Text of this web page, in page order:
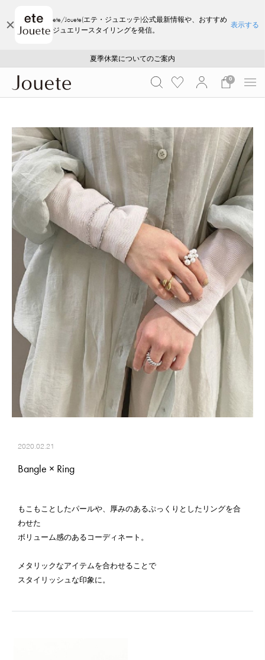
ete/Jouete(エテ・ジュエッテ)公式最新情報や、おすすめ
ジュエリースタイリングを発信。
表示する
採用のご案内
ご注文いただいたお品物のお届け状況について
夏季休業についてのご案内
WEB LIMITED ITEMS >>
採用のご案内
ご注文いただいたお品物のお届け状況について
0
2020.02.21
Bangle × Ring
もこもことしたパールや、厚みのあるぷっくりとしたリングを合
わせた
ボリューム感のあるコーディネート。
メタリックなアイテムを合わせることで
スタイリッシュな印象に。